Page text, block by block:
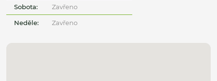
Sobota: Zavřeno
Neděle: Zavřeno